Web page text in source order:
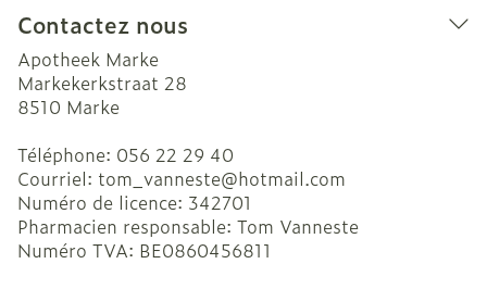
Contactez nous
Apotheek Marke
Markekerkstraat 28
8510 Marke
Téléphone: 056 22 29 40
Courriel: tom_vanneste@hotmail.com
Numéro de licence: 342701
Pharmacien responsable: Tom Vanneste
Numéro TVA: BE0860456811